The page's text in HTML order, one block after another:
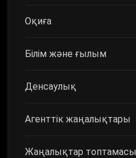
Оқиға
Білім және ғылым
Денсаулық
Агенттік жаңалықтары
Жаңалықтар топтамасы